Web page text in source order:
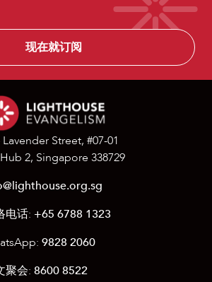
Lavender Street, #07-01
2, Singapore 338729
电话: +65 6788 1323
9828 2060
聚会: 8600 8522